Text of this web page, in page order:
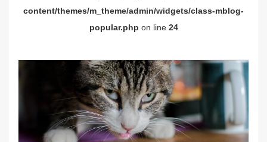
content/themes/m_theme/admin/widgets/class-mblog-
popular.php on line 24